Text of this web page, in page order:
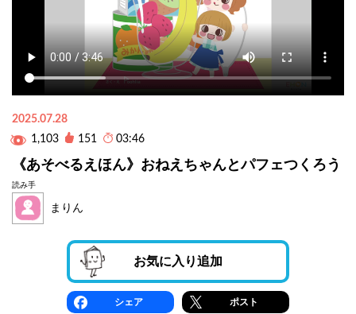
2025.07.28
1,103
151 03:46
《あそべるえほん》おねえちゃんとパフェつくろう
読み手
まりん
お気に入り追加
シェア ポスト